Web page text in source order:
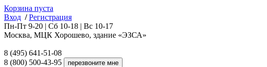
Корзина пуста
Вход / Регистрация
Пн-Пт 9-20 | Сб 10-18 | Вс 10-17
Москва, МЦК Хорошево, здание «ЭЗСА»
8 (495) 641-51-08
8 (800) 500-43-95